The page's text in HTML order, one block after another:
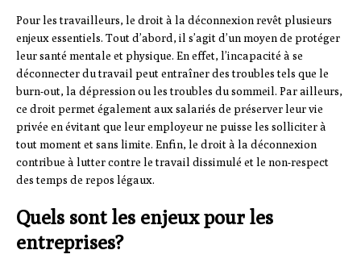
Pour les travailleurs, le droit à la déconnexion revêt plusieurs
enjeux essentiels. Tout d’abord, il s’agit d’un moyen de protéger
leur santé mentale et physique. En effet, l’incapacité à se
déconnecter du travail peut entraîner des troubles tels que le
burn-out, la dépression ou les troubles du sommeil. Par ailleurs,
ce droit permet également aux salariés de préserver leur vie
privée en évitant que leur employeur ne puisse les solliciter à
tout moment et sans limite. Enfin, le droit à la déconnexion
contribue à lutter contre le travail dissimulé et le non-respect
des temps de repos légaux.
Quels sont les enjeux pour les
entreprises?